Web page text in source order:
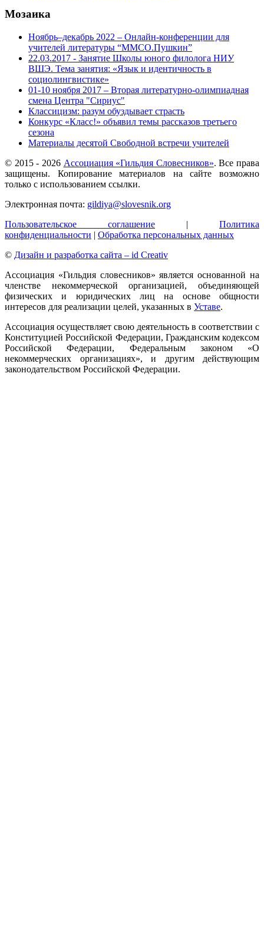
Мозаика
Ноябрь–декабрь 2022 – Онлайн-конференции для
учителей литературы “ММСО.Пушкин”
22.03.2017 - Занятие Школы юного филолога НИУ
ВШЭ. Тема занятия: «Язык и идентичность в
социолингвистике»
01-10 ноября 2017 – Вторая литературно-олимпиадная
смена Центра "Сириус"
Классицизм: разум обуздывает страсть
Конкурс «Класс!» объявил темы рассказов третьего
сезона
Материалы десятой Свободной встречи учителей
© 2015 - 2026 Ассоциация «Гильдия Словесников». Все права
защищены. Копирование материалов на сайте возможно
только с использованием ссылки.
Электронная почта: gildiya@slovesnik.org
Пользовательское соглашение | Политика
конфиденциальности | Обработка персональных данных
© Дизайн и разработка сайта – id Creativ
Ассоциация «Гильдия словесников» является основанной на
членстве некоммерческой организацией, объединяющей
физических и юридических лиц на основе общности
интересов для реализации целей, указанных в Уставе.
Ассоциация осуществляет свою деятельность в соответствии с
Конституцией Российской Федерации, Гражданским кодексом
Российской Федерации, Федеральным законом «О
некоммерческих организациях», и другим действующим
законодательством Российской Федерации.